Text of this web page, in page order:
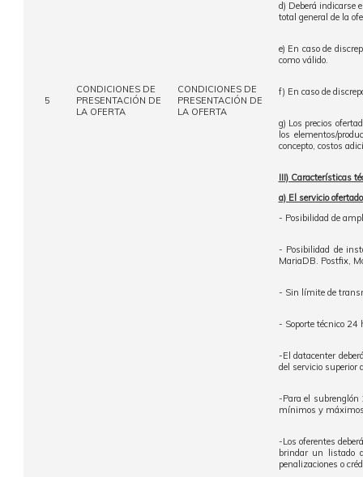
5
CONDICIONES DE
PRESENTACIÓN DE
LA OFERTA
CONDICIONES DE
PRESENTACIÓN DE
LA OFERTA
d) Deberá indicarse
total general de la
e) En caso de
como válido.
f) En caso de
g) Los precios
los elementos/
concepto, costos
III) Características
a) El servicio
- Posibilidad de
- Posibilidad de
MariaDB. Postfix,
- Sin límite de
- Soporte técnico
-El datacenter
del servicio superior
-Para el subrenglón
mínimos y
-Los oferentes
brindar un listado
penalizaciones o